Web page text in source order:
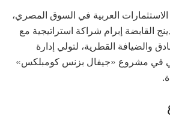
العربية في السوق المصري،
القابضة إبرام شراكة استراتيجية مع
والضيافة القطرية، لتولي إدارة
في مشروع «جيفال بزنس كومبلكس»